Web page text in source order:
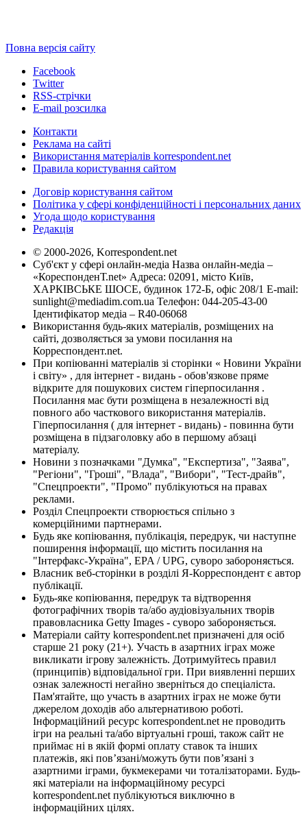
Повна версія сайту
Facebook
Twitter
RSS-стрічки
E-mail розсилка
Контакти
Реклама на сайті
Використання матеріалів korrespondent.net
Правила користування сайтом
Договір користування сайтом
Політика у сфері конфіденційності і персональних даних
Угода щодо користування
Редакція
© 2000-2026, Korrespondent.net
Суб'єкт у сфері онлайн-медіа Назва онлайн-медіа –
«КореспонденТ.net» Адреса: 02091, місто Київ,
ХАРКІВСЬКЕ ШОСЕ, будинок 172-Б, офіс 208/1 E-mail:
sunlight@mediadim.com.ua Телефон: 044-205-43-00
Ідентифікатор медіа – R40-06068
Використання будь-яких матеріалів, розміщених на
сайті, дозволяється за умови посилання на
Корреспондент.net.
При копіюванні матеріалів зі сторінки « Новини України
і світу» , для інтернет - видань - обов'язкове пряме
відкрите для пошукових систем гіперпосилання .
Посилання має бути розміщена в незалежності від
повного або часткового використання матеріалів.
Гіперпосилання ( для інтернет - видань) - повинна бути
розміщена в підзаголовку або в першому абзаці
матеріалу.
Новини з позначками "Думка", "Експертиза", "Заява",
"Регіони", "Гроші", "Влада", "Вибори", "Тест-драйв",
"Спецпроекти", "Промо" публікуються на правах
реклами.
Розділ Спецпроекти створюється спільно з
комерційними партнерами.
Будь яке копіювання, публікація, передрук, чи наступне
поширення інформації, що містить посилання на
"Інтерфакс-Україна", EPA / UPG, суворо забороняється.
Власник веб-сторінки в розділі Я-Корреспондент є автор
публікації.
Будь-яке копіювання, передрук та відтворення
фотографічних творів та/або аудіовізуальних творів
правовласника Getty Images - суворо забороняється.
Матеріали сайту korrespondent.net призначені для осіб
старше 21 року (21+). Участь в азартних іграх може
викликати ігрову залежність. Дотримуйтесь правил
(принципів) відповідальної гри. При виявленні перших
ознак залежності негайно зверніться до спеціаліста.
Пам'ятайте, що участь в азартних іграх не може бути
джерелом доходів або альтернативою роботі.
Інформаційний ресурс korrespondent.net не проводить
ігри на реальні та/або віртуальні гроші, також сайт не
приймає ні в якій формі оплату ставок та інших
платежів, які пов’язані/можуть бути пов’язані з
азартними іграми, букмекерами чи тоталізаторами. Будь-
які матеріали на інформаційному ресурсі
korrespondent.net публікуються виключно в
інформаційних цілях.